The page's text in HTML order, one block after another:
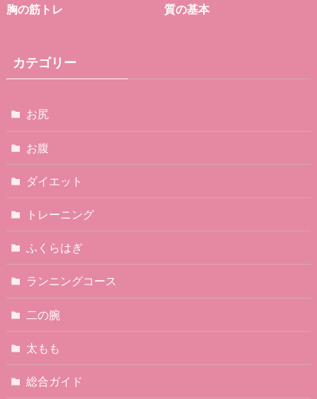
胸の筋トレ
質の基本
カテゴリー
お尻
お腹
ダイエット
トレーニング
ふくらはぎ
ランニングコース
二の腕
太もも
総合ガイド